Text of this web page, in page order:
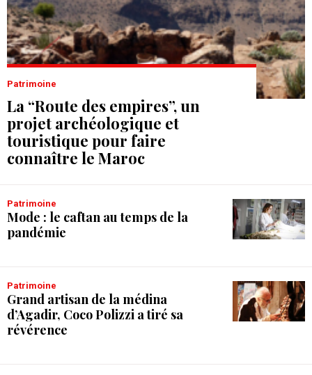
Patrimoine
La “Route des empires”, un
projet archéologique et
touristique pour faire
connaître le Maroc
Patrimoine
Mode : le caftan au temps de la
pandémie
Patrimoine
Grand artisan de la médina
d’Agadir, Coco Polizzi a tiré sa
révérence